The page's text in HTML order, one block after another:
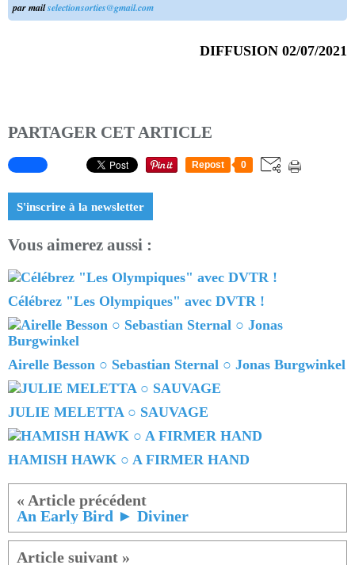
par mailselectionsorties@gmail.com
DIFFUSION 02/07/2021
PARTAGER CET ARTICLE
Repost 0
S'inscrire à la newsletter
Vous aimerez aussi :
Célébrez "Les Olympiques" avec DVTR !
Airelle Besson ○ Sebastian Sternal ○ Jonas Burgwinkel
JULIE MELETTA ○ SAUVAGE
HAMISH HAWK ○ A FIRMER HAND
An Early Bird ► Diviner